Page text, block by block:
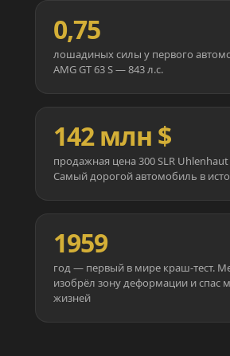
0,75
лошадиных силы у первого
AMG GT 63 S — 843 л.с.
142 млн $
продажная цена 300 SLR Uhlenhaut
Самый дорогой автомобиль в
1959
год — первый в мире краш-тест.
изобрёл зону деформации и спас
жизней